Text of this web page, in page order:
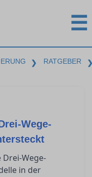
☰
❯ RATGEBER
Wege-
Wege-
in der